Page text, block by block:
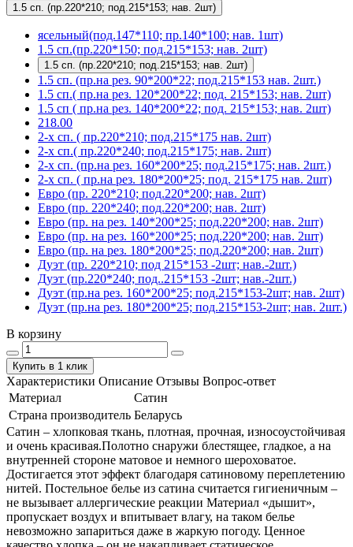
1.5 сп. (пр.220*210; под.215*153; нав. 2шт)
ясельный(под.147*110; пр.140*100; нав. 1шт)
1.5 сп.(пр.220*150; под.215*153; нав. 2шт)
1.5 сп. (пр.220*210; под.215*153; нав. 2шт)
1.5 сп. (пр.на рез. 90*200*22; под.215*153 нав. 2шт.)
1.5 сп.( пр.на рез. 120*200*22; под. 215*153; нав. 2шт)
1.5 сп ( пр.на рез. 140*200*22; под. 215*153; нав. 2шт)
218.00
2-х сп. ( пр.220*210; под.215*175 нав. 2шт)
2-х сп.( пр.220*240; под.215*175; нав. 2шт)
2-х сп. (пр.на рез. 160*200*25; под.215*175; нав. 2шт.)
2-х сп. ( пр.на рез. 180*200*25; под. 215*175 нав. 2шт)
Евро (пр. 220*210; под.220*200; нав. 2шт)
Евро (пр. 220*240; под.220*200; нав. 2шт)
Евро (пр. на рез. 140*200*25; под.220*200; нав. 2шт)
Евро (пр. на рез. 160*200*25; под.220*200; нав. 2шт)
Евро (пр. на рез. 180*200*25; под.220*200; нав. 2шт)
Дуэт (пр. 220*210; под 215*153 -2шт; нав.-2шт.)
Дуэт (пр.220*240; под..215*153 -2шт; нав.-2шт.)
Дуэт (пр.на рез. 160*200*25; под.215*153-2шт; нав. 2шт)
Дуэт (пр.на рез. 180*200*25; под.215*153-2шт; нав. 2шт.)
В корзину
Купить в 1 клик
Характеристики Описание Отзывы Вопрос-ответ
Материал
Сатин
Страна производитель Беларусь
Сатин – хлопковая ткань, плотная, прочная, износоустойчивая
и очень красивая.Полотно снаружи блестящее, гладкое, а на
внутренней стороне матовое и немного шероховатое.
Достигается этот эффект благодаря сатиновому переплетению
нитей. Постельное белье из сатина считается гигиеничным –
не вызывает аллергические реакции Материал «дышит»,
пропускает воздух и впитывает влагу, на таком белье
невозможно запариться даже в жаркую погоду. Ценное